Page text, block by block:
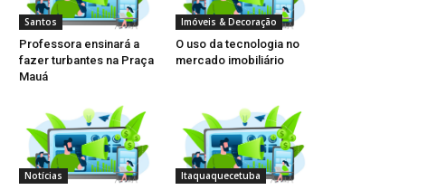
Santos
Professora ensinará a
fazer turbantes na Praça
Mauá
Imóveis & Decoração
O uso da tecnologia no
mercado imobiliário
Notícias Itaquaquecetuba